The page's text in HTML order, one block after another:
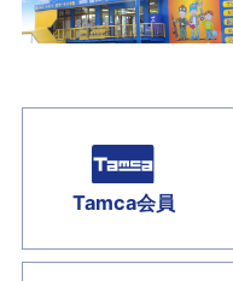
Tamca会員